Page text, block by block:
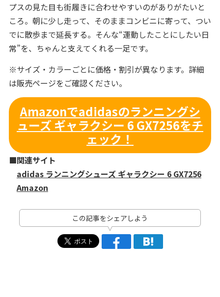
プスの見た目も街履きに合わせやすいのがありがたいと
ころ。朝に少し走って、そのままコンビニに寄って、つい
でに散歩まで延長する。そんな“運動したことにしたい日
常”を、ちゃんと支えてくれる一足です。
※サイズ・カラーごとに価格・割引が異なります。詳細
は販売ページをご確認ください。
Amazonでadidasのランニングシ
ューズ ギャラクシー 6 GX7256をチ
ェック！
■関連サイト
adidas ランニングシューズ ギャラクシー 6 GX7256
Amazon
この記事をシェアしよう